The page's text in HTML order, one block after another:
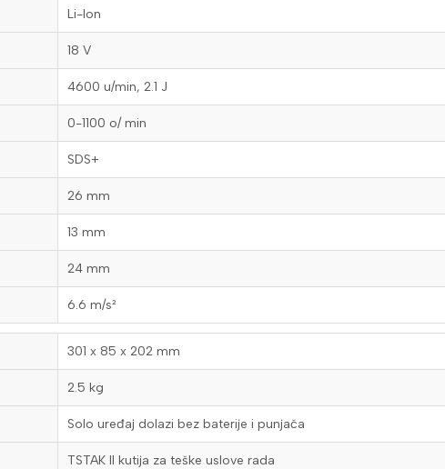
Li-Ion
18 V
4600 u/min, 2.1 J
0-1100 o/ min
SDS+
26 mm
13 mm
24 mm
6.6 m/s²
301 x 85 x 202 mm
2.5 kg
Solo uređaj dolazi bez baterije i punjača
TSTAK II kutija za teške uslove rada